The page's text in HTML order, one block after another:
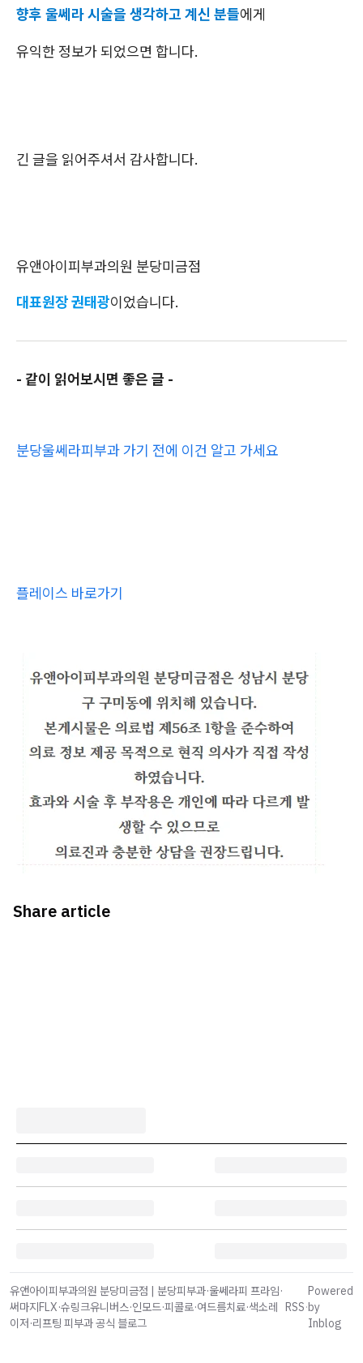
향후 울쎄라 시술을 생각하고 계신 분들에게
유익한 정보가 되었으면 합니다.
긴 글을 읽어주셔서 감사합니다.
유앤아이피부과의원 분당미금점
대표원장 권태광이었습니다.
- 같이 읽어보시면 좋은 글 -
분당울쎄라피부과 가기 전에 이건 알고 가세요
플레이스 바로가기
Share article
유앤아이피부과의원 분당미금점 | 분당피부과·울쎄라피 프라임·
써마지FLX·슈링크유니버스·인모드·피콜로·여드름치료·색소레
이저·리프팅 피부과 공식 블로그
RSS·
Powered
by
Inblog